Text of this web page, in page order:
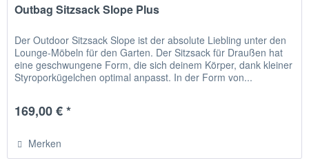
Outbag Sitzsack Slope Plus
Der Outdoor Sitzsack Slope ist der absolute Liebling unter den
Lounge-Möbeln für den Garten. Der Sitzsack für Draußen hat
eine geschwungene Form, die sich deinem Körper, dank kleiner
Styroporkügelchen optimal anpasst. In der Form von...
169,00 € *
Merken